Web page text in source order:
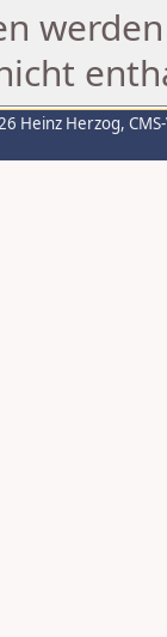
Heinz Herzog,